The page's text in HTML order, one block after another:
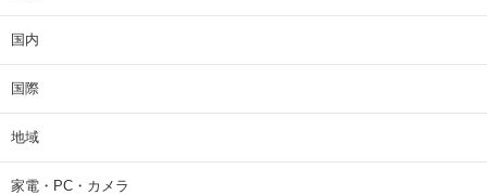
国内
国際
地域
家電・PC・カメラ